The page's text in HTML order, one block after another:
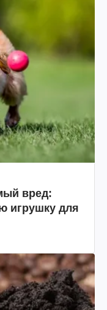
вред:
игрушку для